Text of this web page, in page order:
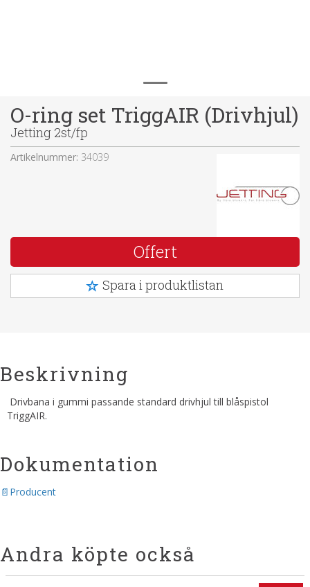
O-ring set TriggAIR (Drivhjul)
Jetting 2st/fp
Artikelnummer: 34039
Offert
Spara i produktlistan
Beskrivning
Drivbana i gummi passande standard drivhjul till blåspistol
TriggAIR.
Dokumentation
Producent
Andra köpte också